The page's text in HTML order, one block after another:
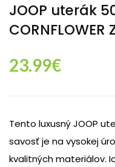
JOOP uterák
CORNFLOWER
23.99€
Tento luxusný JOOP
savosť je na vysokej
kvalitných materiálov.